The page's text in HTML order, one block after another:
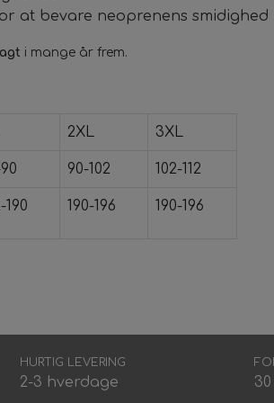
at bevare neoprenens smidighed
i mange år frem.
2XL 3XL
90-102 102-112
190 190-196 190-196
HURTIG LEVERING
2-3 hverdage